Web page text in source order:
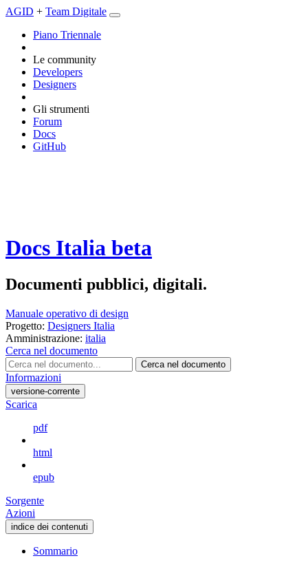
AGID + Team Digitale
Piano Triennale
Le community
Developers
Designers
Gli strumenti
Forum
Docs
GitHub
Docs Italia beta
Documenti pubblici, digitali.
Manuale operativo di design
Progetto: Designers Italia
Amministrazione: italia
Cerca nel documento
Cerca nel documento
Informazioni
versione-corrente
Scarica
pdf
html
epub
Sorgente
Azioni
indice dei contenuti
Sommario